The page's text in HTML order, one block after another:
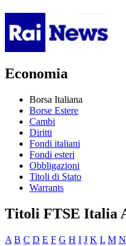
Economia
Borsa Italiana
Borse Estere
Cambi
Diritti
Fondi italiani
Fondi esteri
Obbligazioni
Titoli di Stato
Warrants
Titoli FTSE Italia
A B C D E F G H I J K L M N